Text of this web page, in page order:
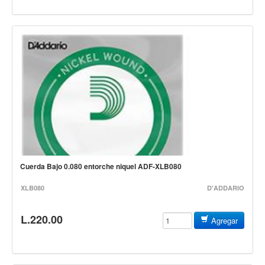
Accesorios
Micrófonos
Mano alámbrico
Instrumento alámbrico
Inalámbrico de mano
Inalámbrico diadema y solapa
Inalámbrico para instrumento
Cámara, computadora y celular
Accesorios
Cuerda Bajo 0.080 entorche niquel ADF-XLB080
XLB080 D'ADDARIO
L.220.00 Agregar